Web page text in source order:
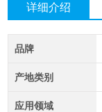
详细介绍
品牌
产地类别
应用领域